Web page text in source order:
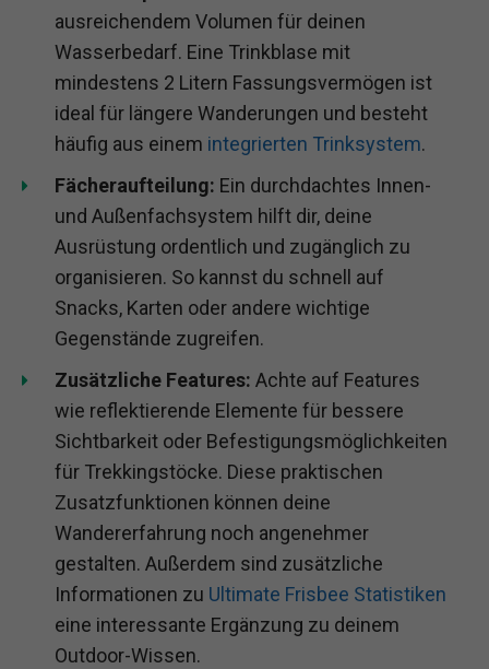
ausreichendem Volumen für deinen
Wasserbedarf. Eine Trinkblase mit
mindestens 2 Litern Fassungsvermögen ist
ideal für längere Wanderungen und besteht
häufig aus einem integrierten Trinksystem.
Fächeraufteilung: Ein durchdachtes Innen-
und Außenfachsystem hilft dir, deine
Ausrüstung ordentlich und zugänglich zu
organisieren. So kannst du schnell auf
Snacks, Karten oder andere wichtige
Gegenstände zugreifen.
Zusätzliche Features: Achte auf Features
wie reflektierende Elemente für bessere
Sichtbarkeit oder Befestigungsmöglichkeiten
für Trekkingstöcke. Diese praktischen
Zusatzfunktionen können deine
Wandererfahrung noch angenehmer
gestalten. Außerdem sind zusätzliche
Informationen zu Ultimate Frisbee Statistiken
eine interessante Ergänzung zu deinem
Outdoor-Wissen.